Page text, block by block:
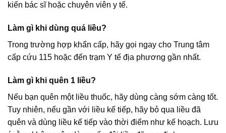
kiến bác sĩ hoặc chuyên viên y tế.
Làm gì khi dùng quá liều?
Trong trường hợp khẩn cấp, hãy gọi ngay cho Trung tâm
cấp cứu 115 hoặc đến trạm Y tế địa phương gần nhất.
Làm gì khi quên 1 liều?
Nếu bạn quên một liều thuốc, hãy dùng càng sớm càng tốt.
Tuy nhiên, nếu gần với liều kế tiếp, hãy bỏ qua liều đã
quên và dùng liều kế tiếp vào thời điểm như kế hoạch. Lưu